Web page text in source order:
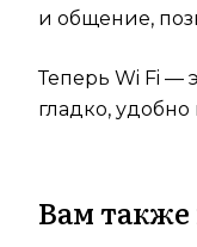
и общение,
Теперь Wi Fi —
гладко,
Вам